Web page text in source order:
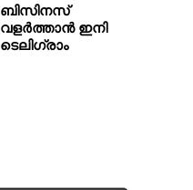
ബിസിനസ്
വളര്‍ത്താന്‍ ഇനി
ടെലിഗ്രാം